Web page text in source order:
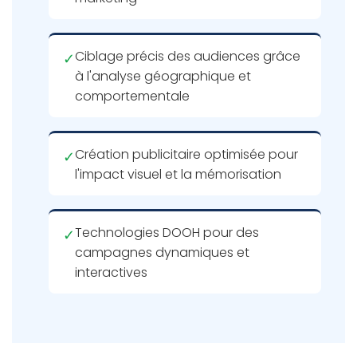
✓Ciblage précis des audiences grâce
à l'analyse géographique et
comportementale
✓Création publicitaire optimisée pour
l'impact visuel et la mémorisation
✓Technologies DOOH pour des
campagnes dynamiques et
interactives